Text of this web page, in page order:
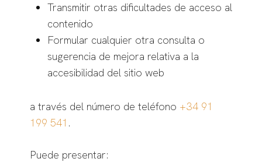
Transmitir otras dificultades de acceso al
contenido
Formular cualquier otra consulta o
sugerencia de mejora relativa a la
accesibilidad del sitio web
a través del número de teléfono +34 91
199 541 .
Puede presentar: